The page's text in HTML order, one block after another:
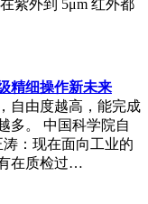
紫外到 5μm 红外都
精细操作新未来
自由度越高，能完成
多。 中国科学院自
：现在面向工业的
在质检过…